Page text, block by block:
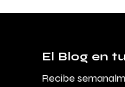
El Blog en
Recibe